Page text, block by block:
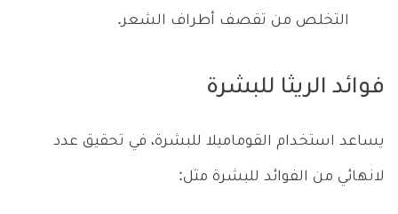
التخلص من تقصف أطراف الشعر.
فوائد الريثا للبشرة
يساعد استخدام القوماميلا للبشرة، في تحقيق عدد
لانهائي من الفوائد للبشرة مثل: